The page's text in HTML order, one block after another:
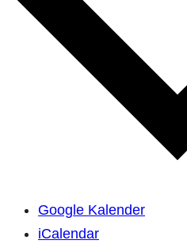
Google Kalender
iCalendar